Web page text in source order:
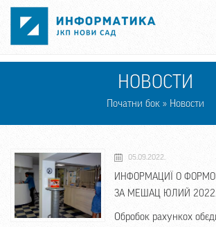
Skip to main content
НОВОСТИ
Початни бок» Новости
05.09.2022.
ИНФОРМАЦИЇ О
ЗА МЕШАЦ ЮЛИЙ
Обробок рахункох